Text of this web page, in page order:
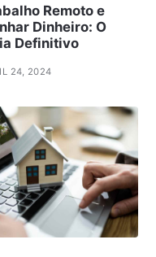
Remoto e
Dinheiro: O
Definitivo
24, 2024